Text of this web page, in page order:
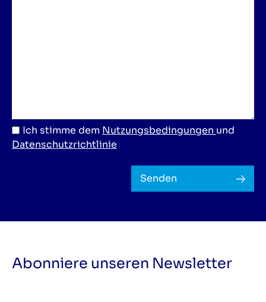
Ich stimme dem Nutzungsbedingungen und
Datenschutzrichtlinie
Senden
Abonniere unseren Newsletter